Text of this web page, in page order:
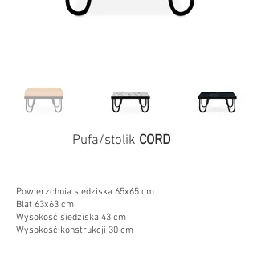
Pufa/stolik CORD
Powierzchnia siedziska 65x65 cm
Blat 63x63 cm
Wysokość siedziska 43 cm
Wysokość konstrukcji 30 cm